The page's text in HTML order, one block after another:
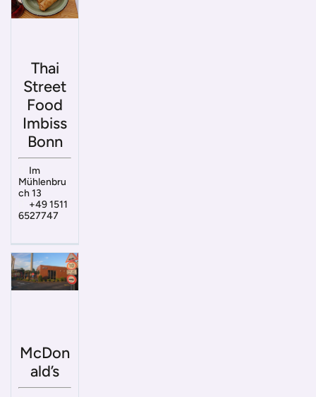
Thai
Street
Food
Imbiss
Bonn
Im
Mühlenbru
ch 13
+49 1511
6527747
McDon
ald’s